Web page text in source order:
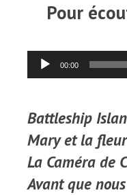
Pour
Lecteur
audio
00:00
Battleship
Mary et la
La Caméra de
Avant que